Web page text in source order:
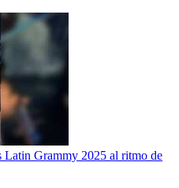
Latin Grammy 2025 al ritmo de